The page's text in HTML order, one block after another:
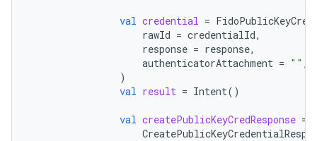
val credential =
rawId = credentialId,
response = response,
authenticatorAttachment = "" ,
)
val result = Intent()
val createPublicKeyCredResponse =